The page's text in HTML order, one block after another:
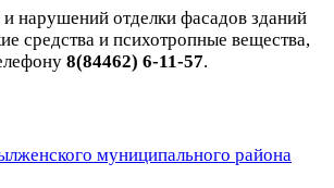
нарушений отделки фасадов зданий
средства и психотропные вещества,
8(84462) 6-11-57.
муниципального района